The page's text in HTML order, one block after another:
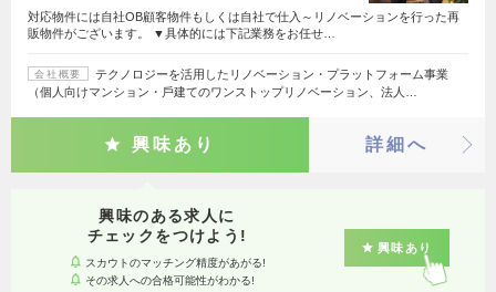
対応物件には自社OB顧客物件もしくは自社で仕入～リノベーションを行った再
販物件がございます。 ▼具体的には下記業務をお任せ…
会社概要
テクノロジーを活⽤したリノベーション・プラットフォーム事業
（個⼈向けマンション・⼾建てのワンストップリノベーション、法⼈…
興味あり 詳細へ
興味のある求人に
チェックをつけよう!
スカウトのマッチング精度があがる!
その求人への合格可能性がわかる!
興味あり